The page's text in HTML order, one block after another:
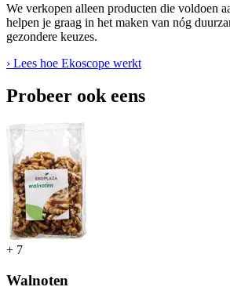
We verkopen alleen producten die voldoen
helpen je graag in het maken van nóg
gezondere keuzes.
› Lees hoe Ekoscope werkt
Probeer ook eens
+ 7
Walnoten